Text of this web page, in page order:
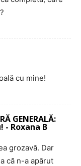
cu mine!
GENERALĂ:
- Roxana B
grozavă. Dar
că n-a apărut